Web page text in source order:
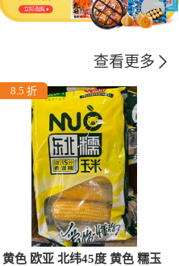
查看更多
8.5 折
黄色 欧亚 北纬45度 黄色 糯玉